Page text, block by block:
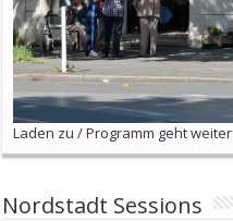
Laden zu / Programm geht weiter
Nordstadt Sessions